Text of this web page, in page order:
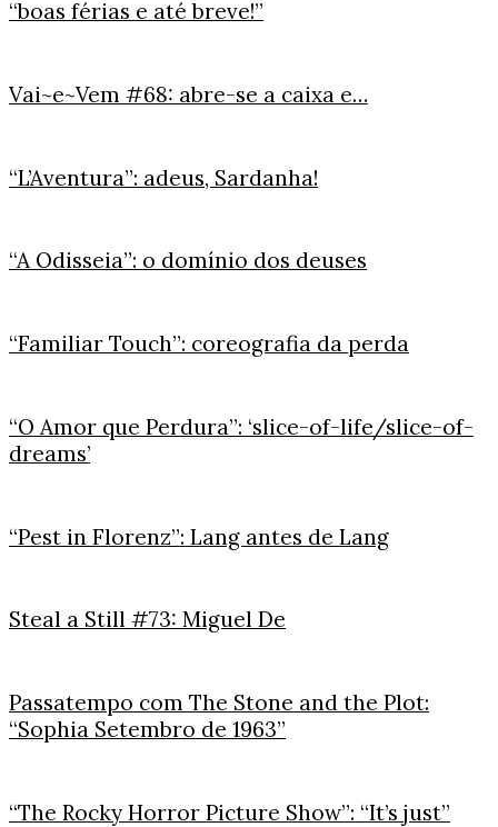
“boas férias e até breve!”
Vai~e~Vem #68: abre-se a caixa e…
“L’Aventura”: adeus, Sardanha!
“A Odisseia”: o domínio dos deuses
“Familiar Touch”: coreografia da perda
“O Amor que Perdura”: ‘slice-of-life/slice-of-
dreams’
“Pest in Florenz”: Lang antes de Lang
Steal a Still #73: Miguel De
Passatempo com The Stone and the Plot:
“Sophia Setembro de 1963”
“The Rocky Horror Picture Show”: “It’s just”